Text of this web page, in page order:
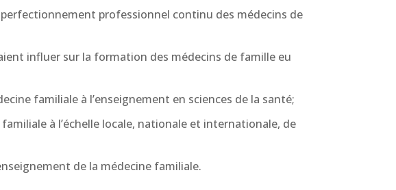
professionnel continu des médecins de
influer sur la formation des médecins de famille eu
familiale à l’enseignement en sciences de la santé;
à l’échelle locale, nationale et internationale, de
de la médecine familiale.